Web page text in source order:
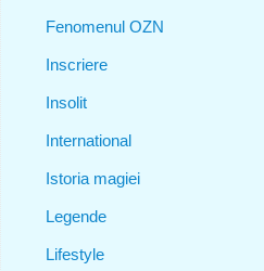
Fenomenul OZN
Inscriere
Insolit
International
Istoria magiei
Legende
Lifestyle